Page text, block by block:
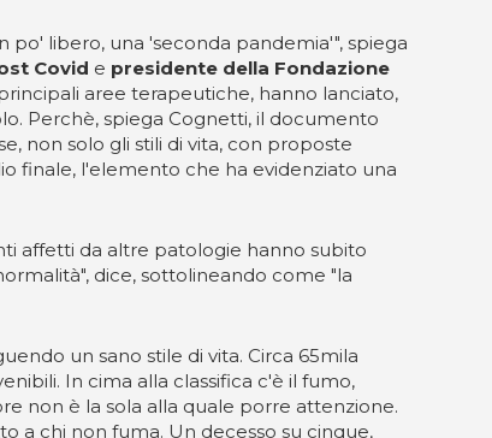
po' libero, una 'seconda pandemia'", spiega
Covid e presidente della Fondazione
aree terapeutiche, hanno lanciato,
Perchè, spiega Cognetti, il documento
non solo gli stili di vita, con proposte
finale, l'elemento che ha evidenziato una
affetti da altre patologie hanno subito
dice, sottolineando come "la
un sano stile di vita. Circa 65mila
In cima alla classifica c'è il fumo,
non è la sola alla quale porre attenzione.
a chi non fuma. Un decesso su cinque,